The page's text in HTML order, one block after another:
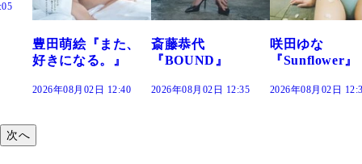
斎藤恭代
『BOUND』
2026年08月02日 12:35
咲田ゆな
『Sunflower』
2026年08月02日 12:30
藤水咲桜『花
だまり』
2026年08月02日
次へ